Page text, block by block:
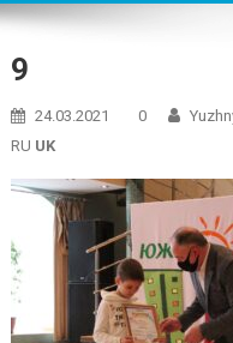
9
24.03.2021 0
RU UK